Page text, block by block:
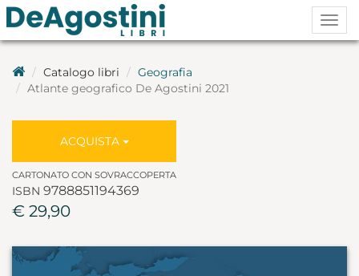
Catalogo libri
Geografia
Atlante geografico De Agostini 2021
ACQUISTA
CARTONATO CON SOVRACCOPERTA
ISBN 9788851194369
€ 29,90